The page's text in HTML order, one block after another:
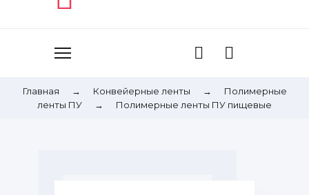
Главная → Конвейерные ленты →
Полимерные
ленты ПУ
→ Полимерные ленты ПУ пищевые